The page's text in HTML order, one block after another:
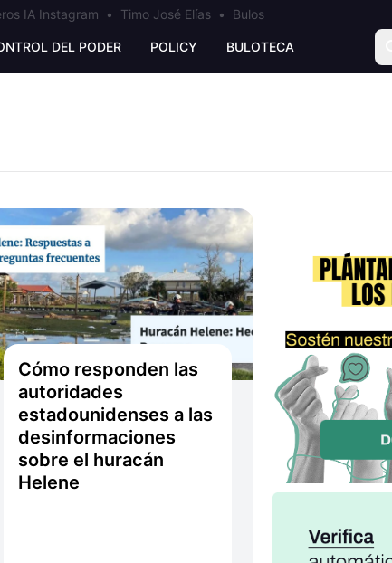
IA Instagram • Timo José Elías• Bulos
DEL PODER POLICY BULOTECA
Cómo responden las
autoridades
estadounidenses a las
desinformaciones
sobre el huracán
Helene